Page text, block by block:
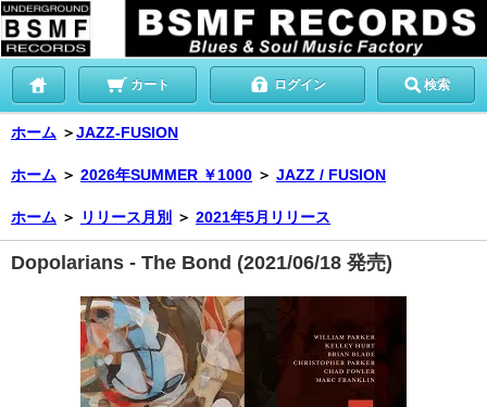
カート ログイン 検索
ホーム ＞JAZZ-FUSION
ホーム ＞ 2026年SUMMER ￥1000 ＞ JAZZ / FUSION
ホーム ＞ リリース月別 ＞ 2021年5月リリース
Dopolarians - The Bond (2021/06/18 発売)